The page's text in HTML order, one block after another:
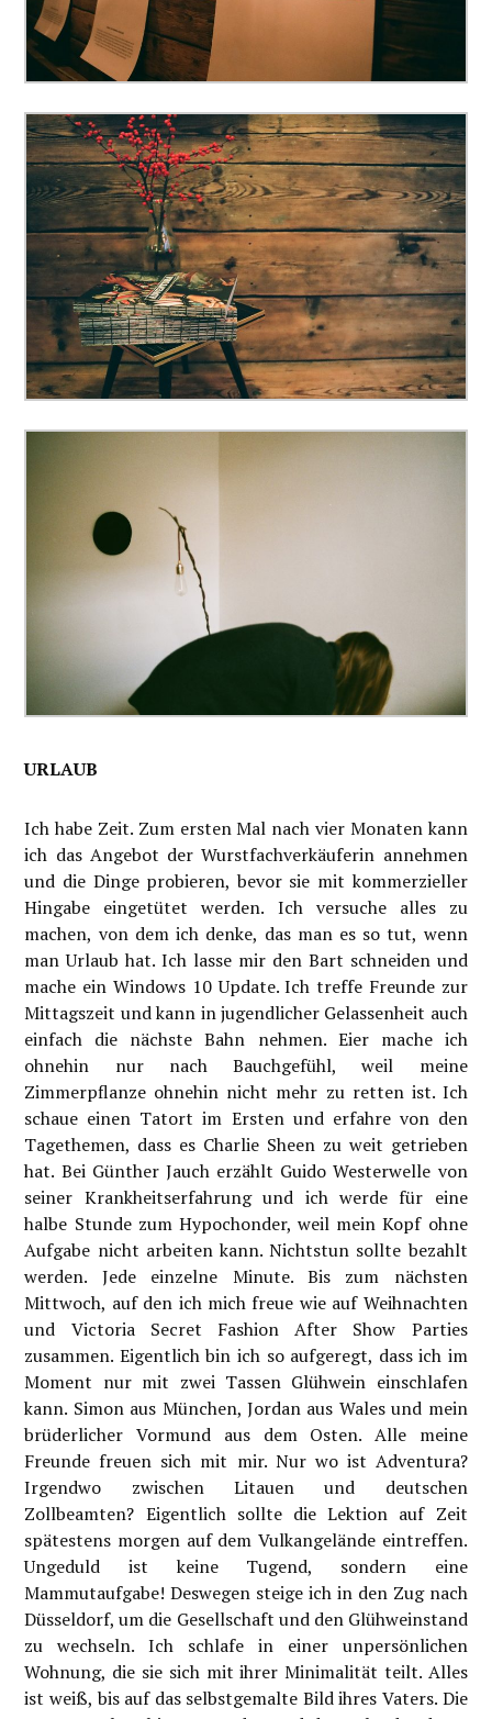
URLAUB
Ich habe Zeit. Zum ersten Mal nach vier Monaten kann
ich das Angebot der Wurstfachverkäuferin annehmen
und die Dinge probieren, bevor sie mit kommerzieller
Hingabe eingetütet werden. Ich versuche alles zu
machen, von dem ich denke, das man es so tut, wenn
man Urlaub hat. Ich lasse mir den Bart schneiden und
mache ein Windows 10 Update. Ich treffe Freunde zur
Mittagszeit und kann in jugendlicher Gelassenheit auch
einfach die nächste Bahn nehmen. Eier mache ich
ohnehin nur nach Bauchgefühl, weil meine
Zimmerpflanze ohnehin nicht mehr zu retten ist. Ich
schaue einen Tatort im Ersten und erfahre von den
Tagethemen, dass es Charlie Sheen zu weit getrieben
hat. Bei Günther Jauch erzählt Guido Westerwelle von
seiner Krankheitserfahrung und ich werde für eine
halbe Stunde zum Hypochonder, weil mein Kopf ohne
Aufgabe nicht arbeiten kann. Nichtstun sollte bezahlt
werden. Jede einzelne Minute. Bis zum nächsten
Mittwoch, auf den ich mich freue wie auf Weihnachten
und Victoria Secret Fashion After Show Parties
zusammen. Eigentlich bin ich so aufgeregt, dass ich im
Moment nur mit zwei Tassen Glühwein einschlafen
kann. Simon aus München, Jordan aus Wales und mein
brüderlicher Vormund aus dem Osten. Alle meine
Freunde freuen sich mit mir. Nur wo ist Adventura?
Irgendwo zwischen Litauen und deutschen
Zollbeamten? Eigentlich sollte die Lektion auf Zeit
spätestens morgen auf dem Vulkangelände eintreffen.
Ungeduld ist keine Tugend, sondern eine
Mammutaufgabe! Deswegen steige ich in den Zug nach
Düsseldorf, um die Gesellschaft und den Glühweinstand
zu wechseln. Ich schlafe in einer unpersönlichen
Wohnung, die sie sich mit ihrer Minimalität teilt. Alles
ist weiß, bis auf das selbstgemalte Bild ihres Vaters. Die